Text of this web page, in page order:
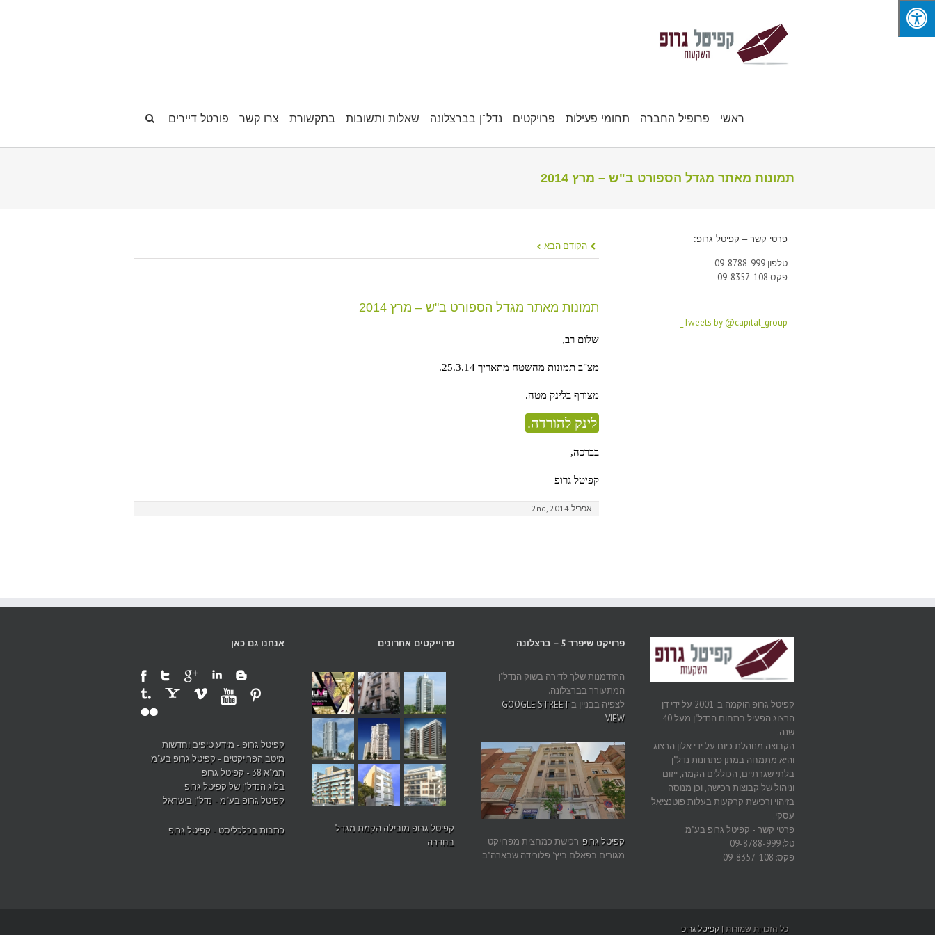
ראשי פרופיל החברה תחומי פעילות פרויקטים נדל"ן בברצלונה שאלות ותשובות בתקשורת צרו קשר פורטל דיירים
תמונות מאתר מגדל הספורט ב"ש – מרץ 2014
הקודם הבא
תמונות מאתר מגדל הספורט ב"ש – מרץ 2014
שלום רב,
מצ"ב תמונות מהשטח מתאריך 25.3.14.
מצורף בלינק מטה.
לינק להורדה.
בברכה,
קפיטל גרופ
אפריל 2nd, 2014
פרטי קשר – קפיטל גרופ:
טלפון 09-8788-999
פקס 09-8357-108
Tweets by @capital_group_
קפיטל גרופ הוקמה ב-2001 על ידי דן
הרצוג הפעיל בתחום הנדל"ן מעל 40
שנה.
הקבוצה מנוהלת כיום על ידי אלון הרצוג
והיא מתמחה במתן פתרונות נדל"ן
בלתי שגרתיים, הכוללים הקמה, ייזום
וניהול של קבוצות רכישה, וכן מנוסה
בזיהוי ורכישת קרקעות בעלות פוטנציאל
עסקי.
פרטי קשר - קפיטל גרופ בע"מ:
טל: 09-8788-999
פקס: 09-8357-108
פרויקט שיפרר 5 – ברצלונה
ההזדמנות שלך לדירה בשוק הנדל"ן
המתעורר בברצלונה.
לצפיה בבניין בGOOGLE STREET
VIEW
קפיטל גרופ: רכישת כמחצית מפרויקט
מגורים בפאלם ביץ' פלורידה שבארה"ב
פרוייקטים אחרונים
קפיטל גרופ מובילה הקמת מגדל
בחדרה
אנחנו גם כאן
קפיטל גרופ - מידע טיפים וחדשות
מיטב הפרויקטים - קפיטל גרופ בע"מ
תמ"א 38 - קפיטל גרופ
בלוג הנדל"ן של קפיטל גרופ
קפיטל גרופ בע"מ - נדל"ן בישראל
כתבות בכלכליסט - קפיטל גרופ
כל הזכויות שמורות | קפיטל גרופ